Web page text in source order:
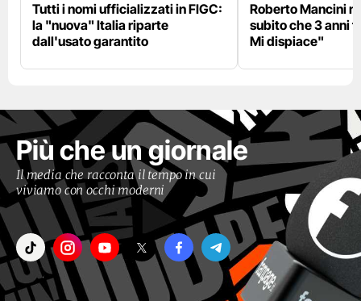
Tutti i nomi ufficializzati in FIGC:
la "nuova" Italia riparte
dall'usato garantito
Roberto Mancini
subito che 3 anni
Mi dispiace"
Più che un giornale
Il media che racconta il tempo in cui
viviamo con occhi moderni